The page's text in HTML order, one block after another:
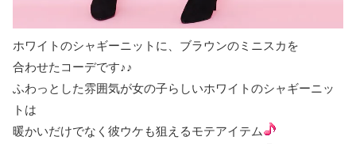
ホワイトのシャギーニットに、ブラウンのミニスカを
合わせたコーデです♪♪
ふわっとした雰囲気が女の子らしいホワイトのシャギーニッ
トは
暖かいだけでなく彼ウケも狙えるモテアイテム